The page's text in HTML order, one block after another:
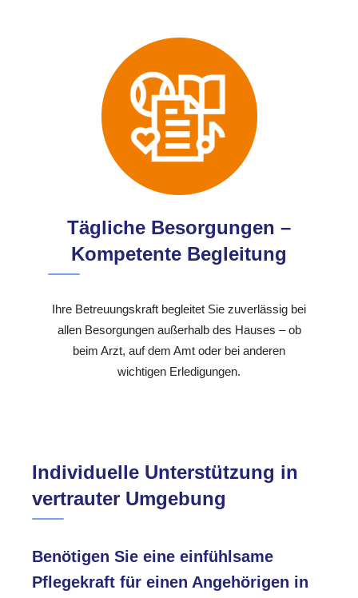
Tägliche Besorgungen –
Kompetente Begleitung
Ihre Betreuungskraft begleitet Sie zuverlässig bei
allen Besorgungen außerhalb des Hauses – ob
beim Arzt, auf dem Amt oder bei anderen
wichtigen Erledigungen.
Individuelle Unterstützung in
vertrauter Umgebung
Benötigen Sie eine einfühlsame
Pflegekraft für einen Angehörigen in